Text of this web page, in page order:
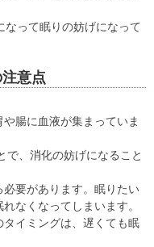
って眠りの妨げになって
意点
腸に血液が集まっていま
で、消化の妨げになること
要があります。眠りたい
なくなってしまいます。
イミングは、遅くても眠